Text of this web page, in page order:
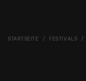
STARTSEITE FESTIVALS